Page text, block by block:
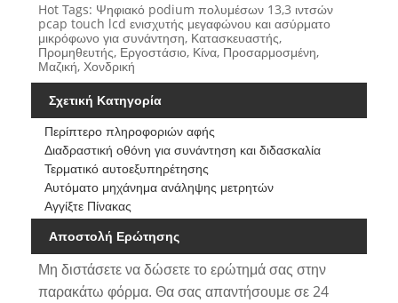
Hot Tags: Ψηφιακό podium πολυμέσων 13,3 ιντσών
pcap touch lcd ενισχυτής μεγαφώνου και ασύρματο
μικρόφωνο για συνάντηση, Κατασκευαστής,
Προμηθευτής, Εργοστάσιο, Κίνα, Προσαρμοσμένη,
Μαζική, Χονδρική
Σχετική Κατηγορία
Περίπτερο πληροφοριών αφής
Διαδραστική οθόνη για συνάντηση και διδασκαλία
Τερματικό αυτοεξυπηρέτησης
Αυτόματο μηχάνημα ανάληψης μετρητών
Αγγίξτε Πίνακας
Αποστολή Ερώτησης
Μη διστάσετε να δώσετε το ερώτημά σας στην
παρακάτω φόρμα. Θα σας απαντήσουμε σε 24